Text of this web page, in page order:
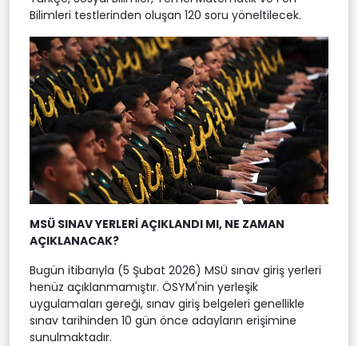
Bilimleri testlerinden oluşan 120 soru yöneltilecek.
MSÜ SINAV YERLERİ AÇIKLANDI MI, NE ZAMAN
AÇIKLANACAK?
Bugün itibarıyla (5 Şubat 2026) MSÜ sınav giriş yerleri
henüz açıklanmamıştır. ÖSYM'nin yerleşik
uygulamaları gereği, sınav giriş belgeleri genellikle
sınav tarihinden 10 gün önce adayların erişimine
sunulmaktadır.